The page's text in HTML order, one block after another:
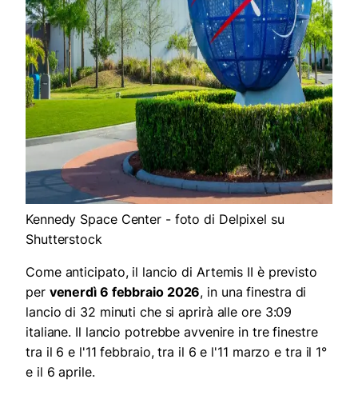
Kennedy Space Center - foto di Delpixel su
Shutterstock
Come anticipato, il lancio di Artemis II è previsto
per venerdì 6 febbraio 2026, in una finestra di
lancio di 32 minuti che si aprirà alle ore 3:09
italiane. Il lancio potrebbe avvenire in tre finestre
tra il 6 e l'11 febbraio, tra il 6 e l'11 marzo e tra il 1°
e il 6 aprile.